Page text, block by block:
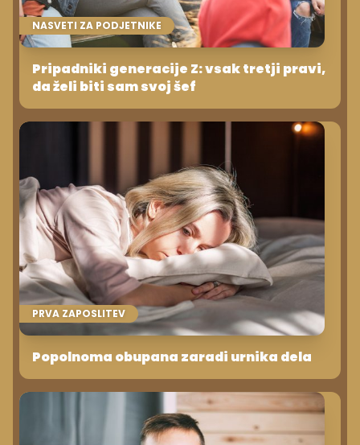
NASVETI ZA PODJETNIKE
Pripadniki generacije Z: vsak tretji pravi,
da želi biti sam svoj šef
PRVA ZAPOSLITEV
Popolnoma obupana zaradi urnika dela